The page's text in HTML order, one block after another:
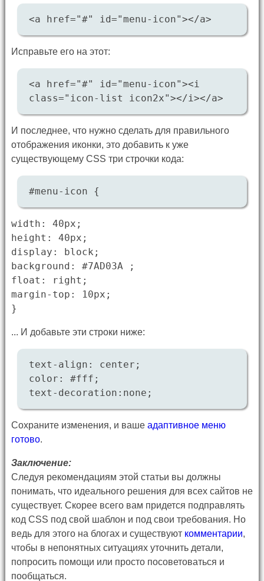
<a href="#" id="menu-icon"></a>
Исправьте его на этот:
<a href="#" id="menu-icon"><i
class="icon-list icon2x"></i></a>
И последнее, что нужно сделать для правильного
отображения иконки, это добавить к уже
существующему CSS три строчки кода:
#menu-icon {
width: 40px;
height: 40px;
display: block;
background: #7AD03A ;
float: right;
margin-top: 10px;
}
... И добавьте эти строки ниже:
text-align: center;
color: #fff;
text-decoration:none;
Сохраните изменения, и ваше адаптивное меню
готово.
Заключение:
Следуя рекомендациям этой статьи вы должны
понимать, что идеального решения для всех сайтов не
существует. Скорее всего вам придется подправлять
код CSS под свой шаблон и под свои требования. Но
ведь для этого на блогах и существуют комментарии,
чтобы в непонятных ситуациях уточнить детали,
попросить помощи или просто посоветоваться и
пообщаться.